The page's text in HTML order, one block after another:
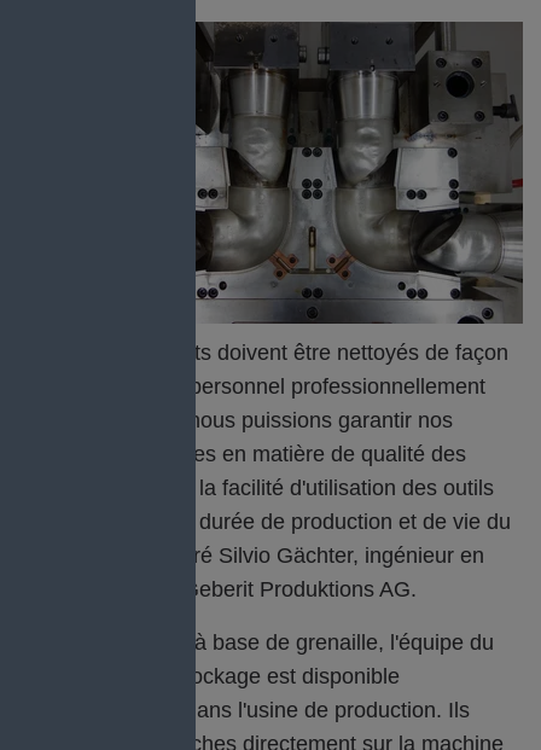
Ces contaminants doivent être nettoyés de façon
cyclique par du personnel professionnellement
formé, afin que nous puissions garantir nos
exigences élevées en matière de qualité des
pièces ainsi que la facilité d'utilisation des outils
pendant toute la durée de production et de vie du
produit", a déclaré Silvio Gächter, ingénieur en
plastique chez Geberit Produktions AG.
Pour le nettoyage à base de grenaille, l'équipe du
service outils et stockage est disponible
quotidiennement dans l'usine de production. Ils
effectuent leurs tâches directement sur la machine